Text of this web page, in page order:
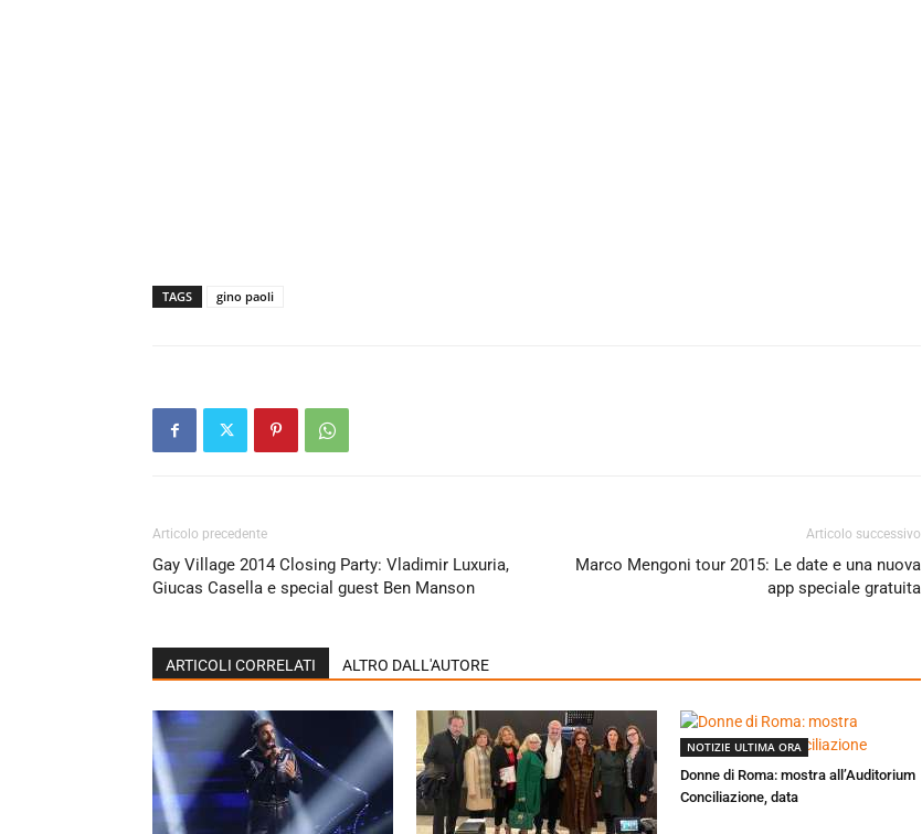
TAGS gino paoli
Articolo precedente
Gay Village 2014 Closing Party: Vladimir Luxuria,
Giucas Casella e special guest Ben Manson
Articolo successivo
Marco Mengoni tour 2015: Le date e una nuova
app speciale gratuita
ARTICOLI CORRELATI ALTRO DALL'AUTORE
NOTIZIE ULTIMA ORA
Donne di Roma: mostra all’Auditorium
Conciliazione, data